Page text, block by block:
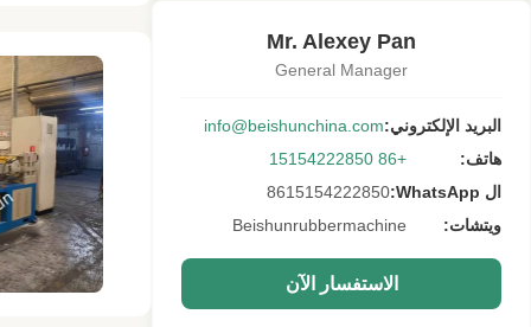
Mr. Alexey Pan
General Manager
البريد الإلكتروني:info@beishunchina.com
هاتف:
+86 15154222850
ال WhatsApp:
8615154222850
ويتشات:
Beishunrubbermachine
الاستفسار الآن